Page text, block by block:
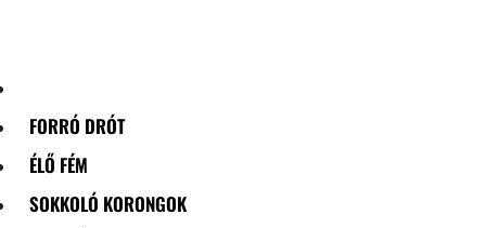
FORRÓ DRÓT
ÉLŐ FÉM
SOKKOLÓ KORONGOK